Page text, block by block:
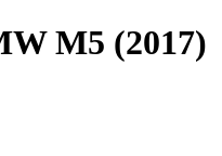
M5 (2017)